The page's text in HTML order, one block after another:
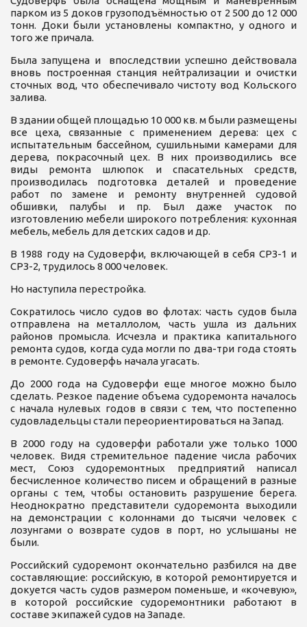
парком из 5 доков грузоподъёмностью от 2 500 до 12 000
тонн. Доки были установлены компактно, у одного и
того же причала.
Была запущена и впоследствии успешно действовала
вновь построенная станция нейтрализации и очистки
сточных вод, что обеспечивало чистоту вод Кольского
залива.
В здании общей площадью 10 000 кв. м были размещены
все цеха, связанные с применением дерева: цех с
испытательным бассейном, сушильными камерами для
дерева, покрасочный цех. В них производились все
виды ремонта шлюпок и спасательных средств,
производилась подготовка деталей и проведение
работ по замене и ремонту внутренней судовой
обшивки, палубы и пр. Был даже участок по
изготовлению мебели широкого потребления: кухонная
мебель, мебель для детских садов и др.
В 1988 году на Судоверфи, включающей в себя СРЗ-1 и
СРЗ-2, трудилось 8 000 человек.
Но наступила перестройка.
Сократилось число судов во флотах: часть судов была
отправлена на металлолом, часть ушла из дальних
районов промысла. Исчезла и практика капитального
ремонта судов, когда суда могли по два-три года стоять
в ремонте. Судоверфь начала угасать.
До 2000 года на Судоверфи еще многое можно было
сделать. Резкое падение объема судоремонта началось
с начала нулевых годов в связи с тем, что постепенно
судовладельцы стали переориентироваться на Запад.
В 2000 году на судоверфи работали уже только 1000
человек. Видя стремительное падение числа рабочих
мест, Союз судоремонтных предприятий написал
бесчисленное количество писем и обращений в разные
органы с тем, чтобы остановить разрушение берега.
Неоднократно представители судоремонта выходили
на демонстрации с колоннами до тысячи человек с
лозунгами о возврате судов в порт, но услышаны не
были.
Российский судоремонт окончательно разбился на две
составляющие: российскую, в которой ремонтируется и
докуется часть судов размером поменьше, и «кочевую»,
в которой российские судоремонтники работают в
составе экипажей судов на Западе.